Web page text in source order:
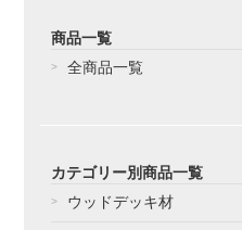
商品一覧
全商品一覧
カテゴリー別商品一覧
ウッドデッキ材